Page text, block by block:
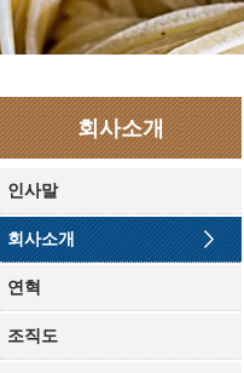
회사소개
인사말
회사소개
연혁
조직도